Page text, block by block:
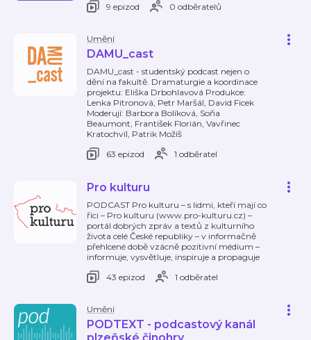
9 epizod
0 odběratelů
Umění
DAMU_cast
DAMU_cast - studentský podcast nejen o
dění na fakultě. Dramaturgie a koordinace
projektu: Eliška Drbohlavová Produkce:
Lenka Pitronová, Petr Maršál, David Ficek
Moderují: Barbora Bolíková, Soňa
Beaumont, František Florián, Vavřinec
Kratochvíl, Patrik Možíš
63 epizod
1 odběratel
Pro kulturu
PODCAST Pro kulturu – s lidmi, kteří mají co
říci – Pro kulturu (www.pro-kulturu.cz) –
portál dobrých zpráv a textů z kulturního
života celé České republiky – v informačně
přehlcené době vzácně pozitivní médium –
informuje, vysvětluje, inspiruje a propaguje
43 epizod
1 odběratel
Umění
PODTEXT - podcastový kanál